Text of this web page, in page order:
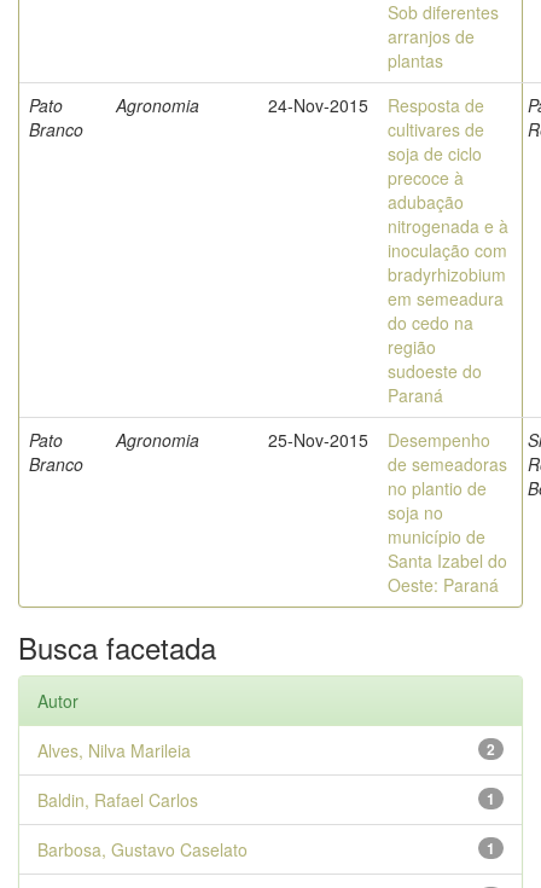
Sob diferentes
arranjos de
plantas
Pato
Branco
Agronomia 24-Nov-2015
Resposta de
cultivares de
soja de ciclo
precoce à
adubação
nitrogenada e à
inoculação com
bradyrhizobium
em semeadura
do cedo na
região
sudoeste do
Paraná
Pato
Branco
Agronomia 25-Nov-2015
Desempenho
de semeadoras
no plantio de
soja no
município de
Santa Izabel do
Oeste: Paraná
Busca facetada
Autor
2
Alves, Nilva Marileia
1
Baldin, Rafael Carlos
1
Barbosa, Gustavo Caselato